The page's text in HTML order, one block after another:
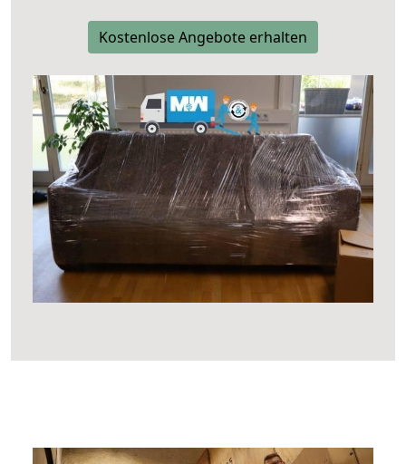
Kostenlose Angebote erhalten